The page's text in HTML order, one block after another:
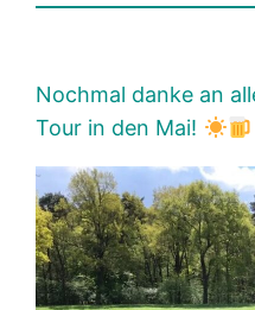
Nochmal danke an
Tour in den Mai!